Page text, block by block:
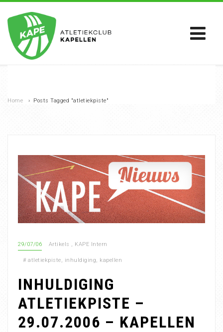
Home › Posts Tagged "atletiekpiste"
29/07/06 Artikels , KAPE Intern
# atletiekpiste, inhuldiging, kapellen
INHULDIGING
ATLETIEKPISTE –
29.07.2006 – KAPELLEN